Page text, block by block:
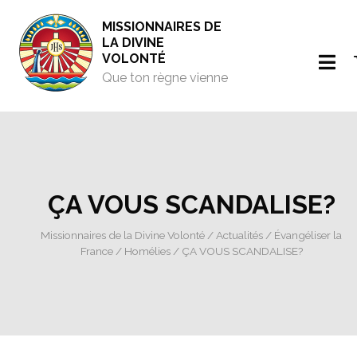
MISSIONNAIRES DE
LA DIVINE
VOLONTÉ
Que ton règne vienne
ÇA VOUS SCANDALISE?
Missionnaires de la Divine Volonté / Actualités / Évangéliser la
France/ Homélies/ ÇA VOUS SCANDALISE?